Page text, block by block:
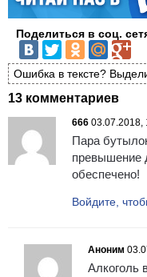
Поделиться в соц.
Ошибка в тексте?
13 комментариев
666 03.07.2018,
Пара
превышение
обеспечено!
Войдите,
Аноним
Алкоголь